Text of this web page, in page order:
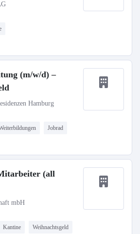
(m/w/d) –
Hamburg
Jobrad
(all
mbH
Kantine Weihnachtsgeld